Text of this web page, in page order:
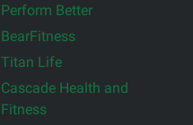
Perform Better
BearFitness
Titan Life
Cascade Health and
Fitness